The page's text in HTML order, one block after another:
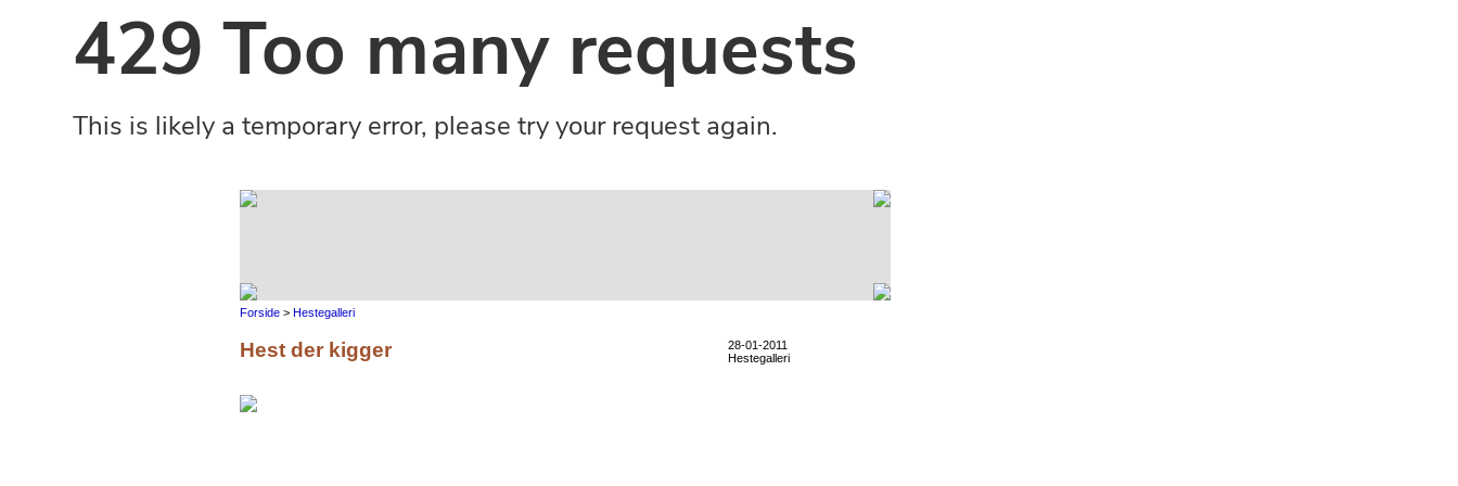
Forside > Hestegalleri
Hest der kigger
28-01-2011
Hestegalleri